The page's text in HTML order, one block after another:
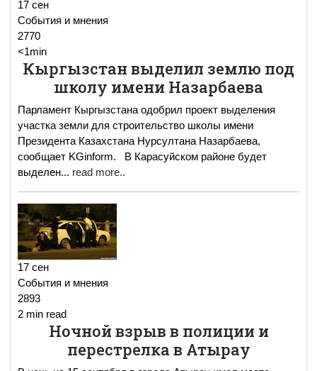
17 сен
События и мнения
2770
<1min
Кыргызстан выделил землю под
школу имени Назарбаева
Парламент Кыргызстана одобрил проект выделения
участка земли для строительство школы имени
Президента Казахстана Нурсултана Назарбаева,
сообщает KGinform. В Карасуйском районе будет
выделен... read more..
17 сен
События и мнения
2893
2 min read
Ночной взрыв в полиции и
перестрелка в Атырау